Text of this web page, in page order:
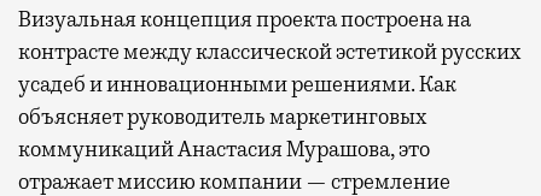
Визуальная концепция проекта построена на
контрасте между классической эстетикой русских
усадеб и инновационными решениями. Как
объясняет руководитель маркетинговых
коммуникаций Анастасия Мурашова, это
отражает миссию компании — стремление